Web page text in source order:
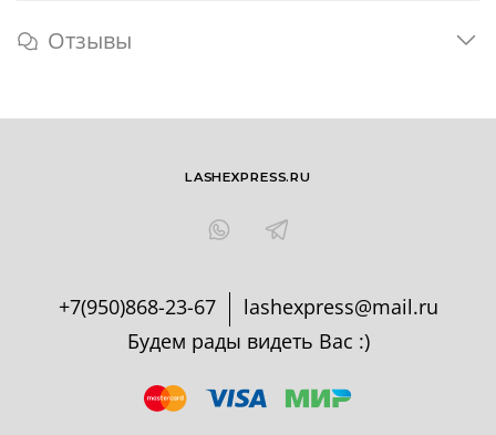
Отзывы
+7(950)868-23-67
lashexpress@mail.ru
Будем рады видеть Вас :)
LASHEXPRESS.RU